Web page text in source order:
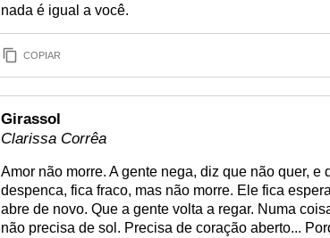
nada é igual a você.
COPIAR
Girassol
Clarissa Corrêa
Amor não morre. A gente nega, diz que não quer, e
despenca, fica fraco, mas não morre. Ele fica
abre de novo. Que a gente volta a regar. Numa
não precisa de sol. Precisa de coração aberto...